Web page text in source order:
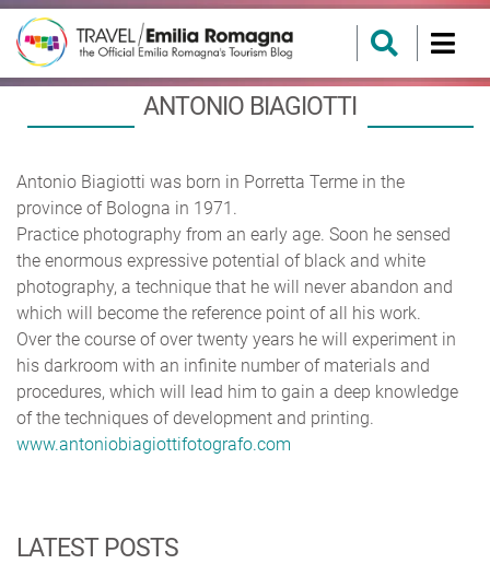
ANTONIO BIAGIOTTI
Antonio Biagiotti was born in Porretta Terme in the
province of Bologna in 1971.
Practice photography from an early age. Soon he sensed
the enormous expressive potential of black and white
photography, a technique that he will never abandon and
which will become the reference point of all his work.
Over the course of over twenty years he will experiment in
his darkroom with an infinite number of materials and
procedures, which will lead him to gain a deep knowledge
of the techniques of development and printing.
www.antoniobiagiottifotografo.com
LATEST POSTS